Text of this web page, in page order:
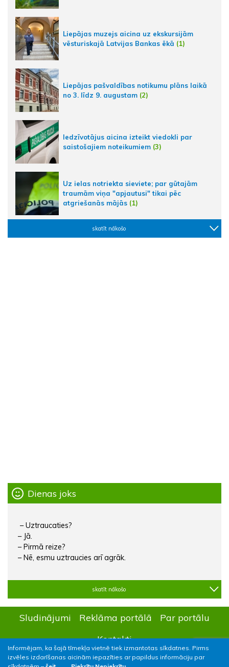
Informējam, ka šajā tīmekļa vietnē tiek izmantotas sīkdatnes. Pirms
izvēles izdarīšanas aicinām iepazīties ar papildus informāciju par
Liepājas muzejs aicina uz ekskursijām
vēsturiskajā Latvijas Bankas ēkā (1)
Liepājas pašvaldības notikumu plāns laikā
no 3. līdz 9. augustam (2)
Iedzīvotājus aicina izteikt viedokli par
saistošajiem noteikumiem (3)
Uz ielas notriekta sieviete; par gūtajām
traumām viņa "apjautusi" tikai pēc
atgriešanās mājās (1)
skatīt nākošo
Dienas joks
– Uztraucaties?
– Jā.
– Pirmā reize?
– Nē, esmu uztraucies arī agrāk.
skatīt nākošo
Sludinājumi Reklāma portālā
Par portālu
Kontakti